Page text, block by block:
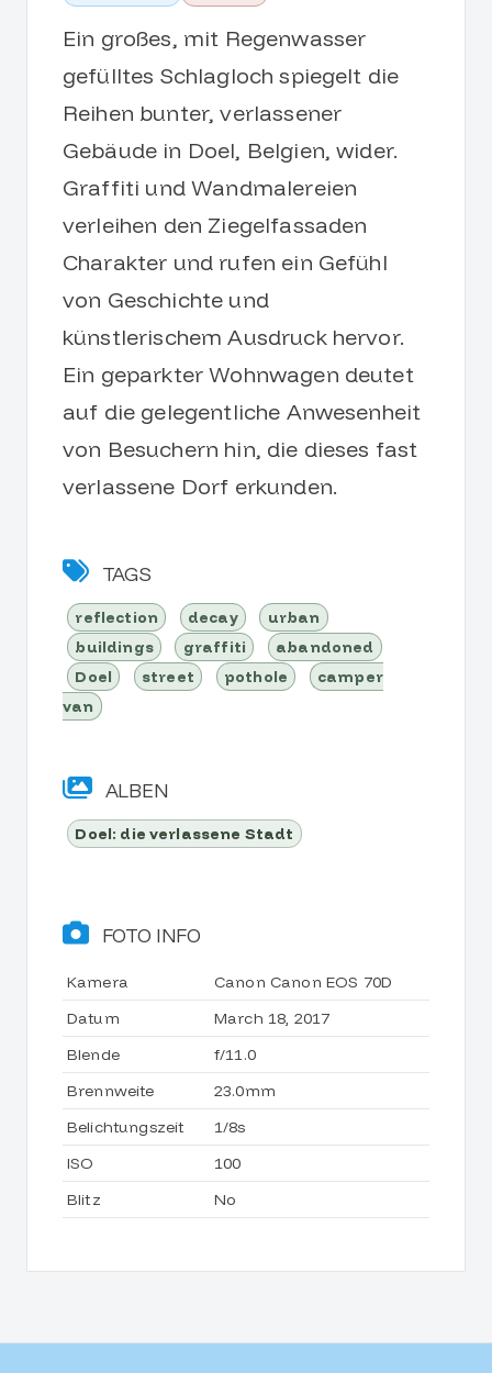
Ein großes, mit Regenwasser
gefülltes Schlagloch spiegelt die
Reihen bunter, verlassener
Gebäude in Doel, Belgien, wider.
Graffiti und Wandmalereien
verleihen den Ziegelfassaden
Charakter und rufen ein Gefühl
von Geschichte und
künstlerischem Ausdruck hervor.
Ein geparkter Wohnwagen deutet
auf die gelegentliche Anwesenheit
von Besuchern hin, die dieses fast
verlassene Dorf erkunden.
TAGS
reflection decay
urban
buildings
graffiti
abandoned
Doel
street pothole
camper
van
ALBEN
Doel: die verlassene Stadt
FOTO INFO
Kamera
Canon Canon EOS 70D
Datum
March 18, 2017
Blende
f/11.0
Brennweite
23.0mm
Belichtungszeit
1/8s
ISO
100
Blitz
No